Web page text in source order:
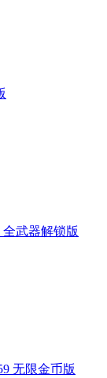
武器解锁版
无限金币版